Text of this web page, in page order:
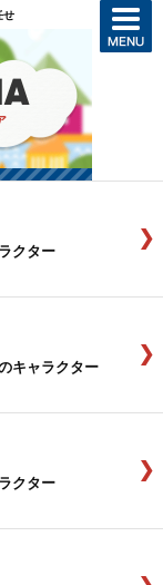
せ
クター
キャラクター
クター